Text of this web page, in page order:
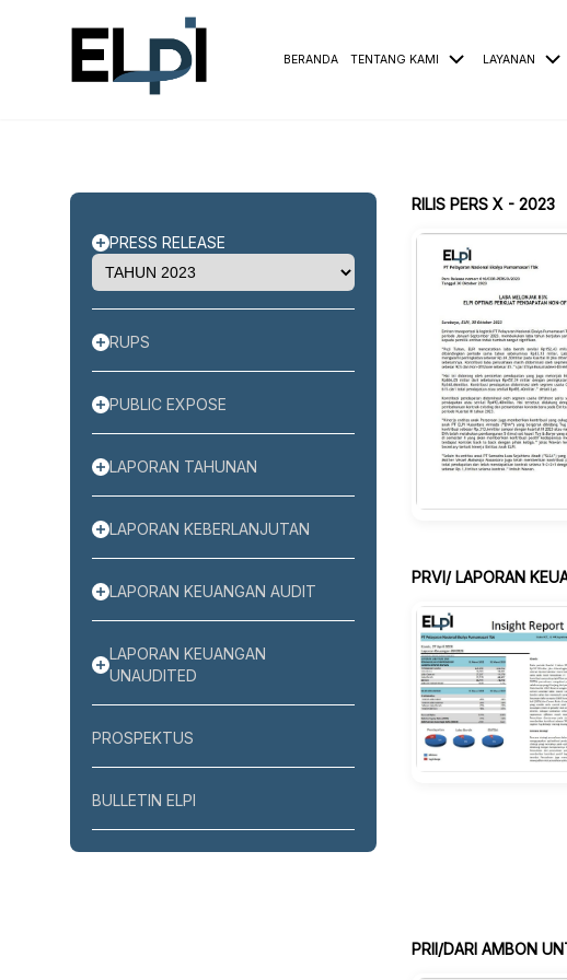
BERANDA TENTANG KAMI LAYANAN
PRESS RELEASE
RUPS
PUBLIC EXPOSE
LAPORAN TAHUNAN
LAPORAN KEBERLANJUTAN
LAPORAN KEUANGAN AUDIT
LAPORAN KEUANGAN
UNAUDITED
PROSPEKTUS
BULLETIN ELPI
RILIS PERS X - 2023